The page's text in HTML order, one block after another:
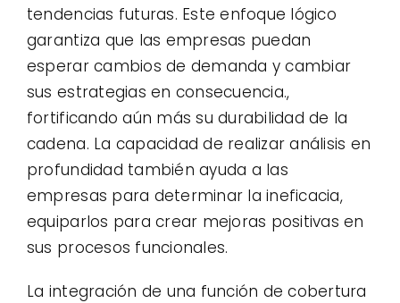
tendencias futuras. Este enfoque lógico
garantiza que las empresas puedan
esperar cambios de demanda y cambiar
sus estrategias en consecuencia.,
fortificando aún más su durabilidad de la
cadena. La capacidad de realizar análisis en
profundidad también ayuda a las
empresas para determinar la ineficacia,
equiparlos para crear mejoras positivas en
sus procesos funcionales.
La integración de una función de cobertura